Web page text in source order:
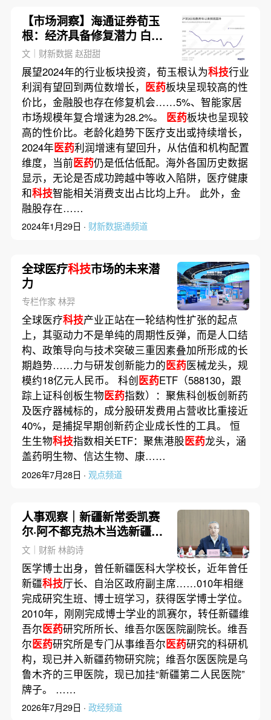
【市场洞察】海通证券荀玉
根：经济具备修复潜力 白马
成长风格吸引力回升
文｜财新数据 赵甜甜
展望2024年的行业板块投资，荀玉根认为科技行业
利润有望回到两位数增长， 医药板块呈现较高的性
价比，金融股也存在修复机会……5%、智能家居
市场规模年复合增速为28.2%。 医药板块也呈现较
高的性价比。老龄化趋势下医疗支出或持续增长，
2024年医药利润增速有望回升，从估值和机构配置
维度，当前医药仍是低估低配。海外各国历史数据
显示，无论是否成功跨越中等收入陷阱，医疗健康
和科技智能相关消费支出占比均上升。 此外，金
融股存在……
2024年1月29日 · 财新数据通频道
全球医疗科技市场的未来潜
力
专栏作家 林羿
全球医疗科技产业正站在一轮结构性扩张的起点
上，其驱动力不是单纯的周期性反弹，而是人口结
构、政策导向与技术突破三重因素叠加所形成的长
期趋势……力与研发创新能力的医药医械龙头，规
模约18亿元人民币。 科创医药ETF（588130，跟
踪上证科创板生物医药指数）：聚焦科创板创新药
及医疗器械标的，成分股研发费用占营收比重接近
40%，是捕捉早期创新药企业成长性的工具。 恒
生生物科技指数相关ETF：聚焦港股医药龙头，涵
盖药明生物、信达生物、康……
2026年7月28日 · 观点频道
人事观察｜新疆新常委凯赛
尔·阿不都克热木当选新疆总
工会主席
文｜财新 林韵诗
医学博士出身，曾任新疆医科大学校长，近年曾任
新疆科技厅长、自治区政府副主席……010年相继
完成研究生班、博士班学习，获得医学博士学位。
2010年，刚刚完成博士学业的凯赛尔，转任新疆维
吾尔医药研究所所长、维吾尔医医院副院长。维吾
尔医药研究所是专门从事维吾尔医药研究的科研机
构，现已并入新疆药物研究院；维吾尔医医院是乌
鲁木齐的三甲医院，现已加挂“新疆第二人民医院”
牌子。 ……
2026年7月29日 · 政经频道